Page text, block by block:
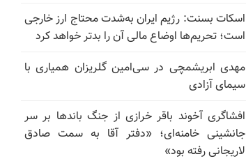
اسکات بسنت: رژیم ایران به‌شدت محتاج ارز خارجی
است؛ تحریم‌ها اوضاع مالی آن را بدتر خواهد کرد
مهدی ابریشمچی در سی‌امین گلریزان همیاری با
سیمای آزادی
افشاگری آخوند باقر خرازی از جنگ باندها بر سر
جانشینی خامنه‌ای؛ «دفتر آقا به سمت صادق
لاریجانی رفته بود»